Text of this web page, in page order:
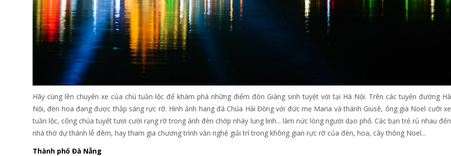
Hãy cùng lên chuyến xe của chú tuần lộc để khám phá những điểm đón Giáng sinh tuyệt vời tại Hà Nội. Trên các tuyến đường Hà
Nội, đèn hoa đang được thắp sáng rực rỡ. Hình ảnh hang đá Chúa Hài Đồng với đức mẹ Maria và thánh Giusê, ông già Noel cưỡi xe
tuần lộc, công chúa tuyết tươi cười rạng rỡ trong ánh đèn chớp nháy lung linh... làm nức lòng người dạo phố. Các bạn trẻ rủ nhau đến
nhà thờ dự thánh lễ đêm, hay tham gia chương trình văn nghệ giải trí trong không gian rực rỡ của đèn, hoa, cây thông Noel...
Thành phố Đà Nẵng